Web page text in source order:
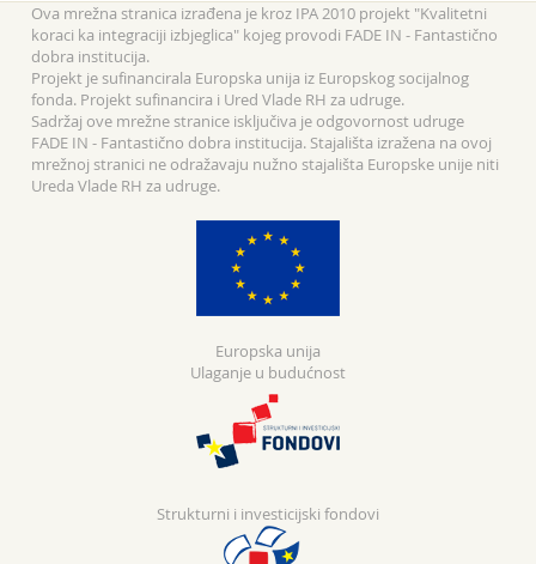
Ova mrežna stranica izrađena je kroz IPA 2010 projekt "Kvalitetni
koraci ka integraciji izbjeglica" kojeg provodi FADE IN - Fantastično
dobra institucija.
Projekt je sufinancirala Europska unija iz Europskog socijalnog
fonda. Projekt sufinancira i Ured Vlade RH za udruge.
Sadržaj ove mrežne stranice isključiva je odgovornost udruge
FADE IN - Fantastično dobra institucija. Stajališta izražena na ovoj
mrežnoj stranici ne odražavaju nužno stajališta Europske unije niti
Ureda Vlade RH za udruge.
Europska unija
Ulaganje u budućnost
Strukturni i investicijski fondovi